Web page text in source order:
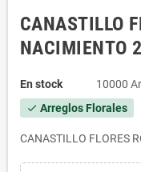
CANASTILLO
NACIMIENTO
En stock 10000
check Arreglos Florales
CANASTILLO FLORES